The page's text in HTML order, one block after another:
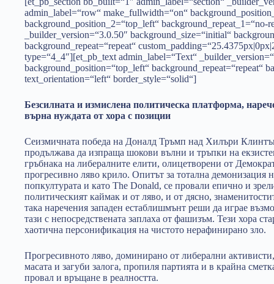
admin_label=“row“ make_fullwidth=“on“
background_position_2=“top_left“ background_repeat_1=“no-
_builder_version=“3.0.50″ background_size=“initial“
background_repeat=“repeat“
type=“4_4″][et_pb_text admin_label=“Text“
background_position=“top_left“ background_repeat=“repeat“
text_orientation=“left“ border_style=“solid“]
Безсилната и измислена политическа платформа,
върна нуждата от хора с позиции
Сеизмичната победа на Доналд Тръмп над Хилъри
продължава да изпраща шокови вълни и тръпки на
гръбнака на либералните елити, олицетворени от
прогресивно ляво крило. Опитът за тотална демонизация
попкултурата и като The Donald, се провали епично и
политическият каймак и от ляво, и от дясно,
така наречения западен естаблишмънт реши да играе
тази с непосредствената заплаха от фашизъм. Тези хора
хаотична персонификация на чистото нерафинирано зло.
Прогресивното ляво, доминирано от либерални
масата и загуби залога, пропиля партията и в крайна
провал и връщане в реалността.